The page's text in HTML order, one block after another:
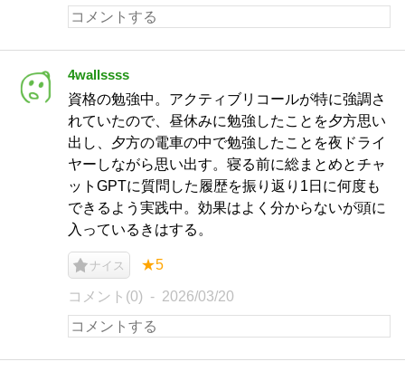
4wallssss
資格の勉強中。アクティブリコールが特に強調さ
れていたので、昼休みに勉強したことを夕方思い
出し、夕方の電車の中で勉強したことを夜ドライ
ヤーしながら思い出す。寝る前に総まとめとチャ
ットGPTに質問した履歴を振り返り1日に何度も
できるよう実践中。効果はよく分からないが頭に
入っているきはする。
ナイス ★5
コメント(0) 2026/03/20